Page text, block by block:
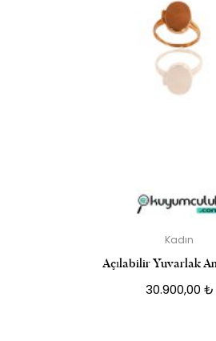
Kadın
Açılabilir Yuvarlak
30.900,00 ₺